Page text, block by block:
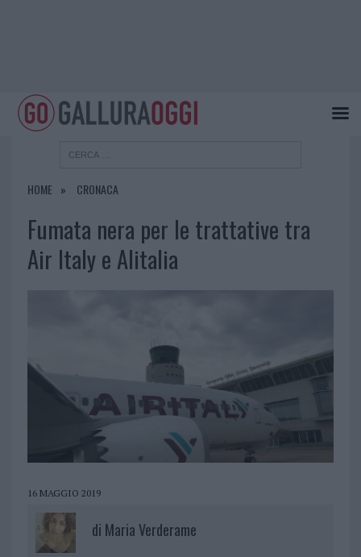
HOME CRONACA
Fumata nera per le trattative tra
Air Italy e Alitalia
16 MAGGIO 2019
di Maria Verderame